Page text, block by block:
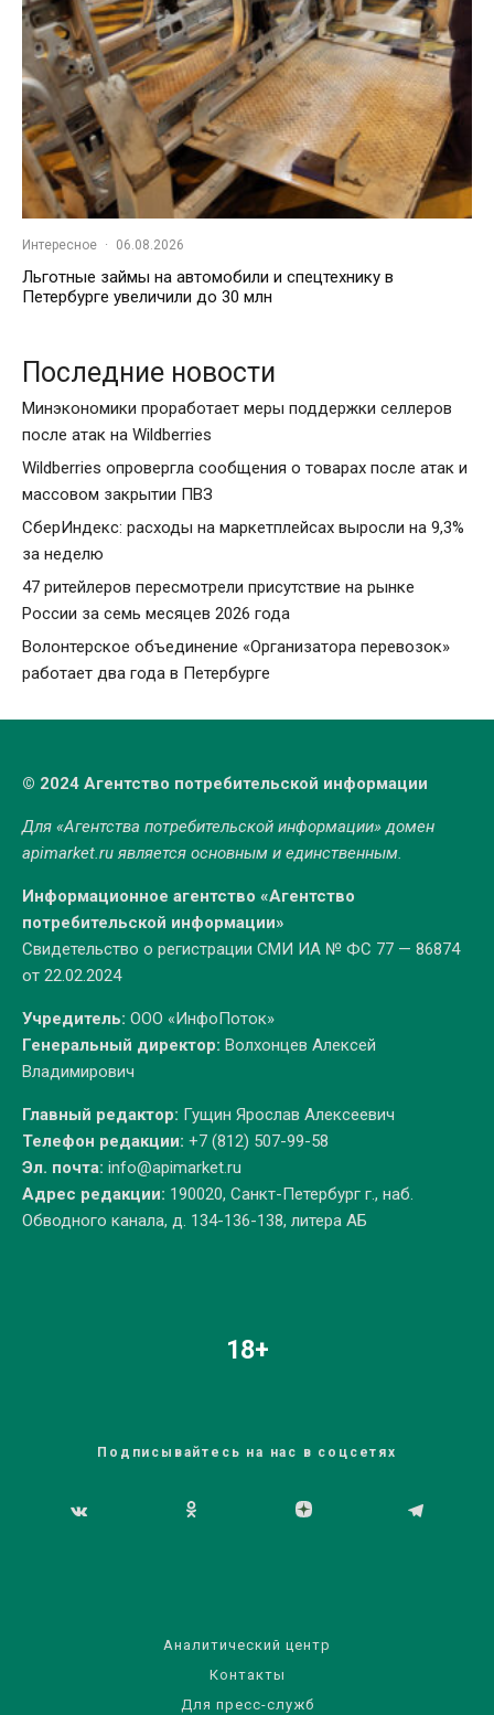
Интересное · 06.08.2026
Льготные займы на автомобили и спецтехнику в
Петербурге увеличили до 30 млн
Последние новости
Минэкономики проработает меры поддержки селлеров
после атак на Wildberries
Wildberries опровергла сообщения о товарах после атак и
массовом закрытии ПВЗ
СберИндекс: расходы на маркетплейсах выросли на 9,3%
за неделю
47 ритейлеров пересмотрели присутствие на рынке
России за семь месяцев 2026 года
Волонтерское объединение «Организатора перевозок»
работает два года в Петербурге
© 2024 Агентство потребительской информации
Для «Агентства потребительской информации» домен
apimarket.ruявляется основным и единственным.
Информационное агентство «Агентство
потребительской информации»
Свидетельство о регистрации СМИ ИА № ФС 77 — 86874
от 22.02.2024
Учредитель: ООО «ИнфоПоток»
Генеральный директор: Волхонцев Алексей
Владимирович
Главный редактор: Гущин Ярослав Алексеевич
Телефон редакции: +7 (812) 507-99-58
Эл. почта: info@apimarket.ru
Адрес редакции: 190020, Санкт-Петербург г., наб.
Обводного канала, д. 134-136-138, литера АБ
18+
Подписывайтесь на нас в соцсетях
Аналитический центр
Контакты
Для пресс-служб